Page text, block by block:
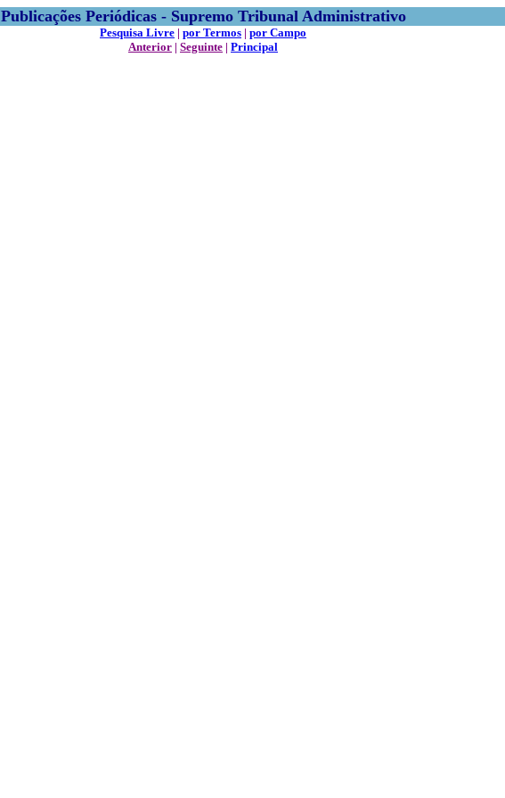
Publicações Periódicas - Supremo Tribunal Administrativo
Pesquisa Livre | por Termos | por Campo
Anterior | Seguinte | Principal